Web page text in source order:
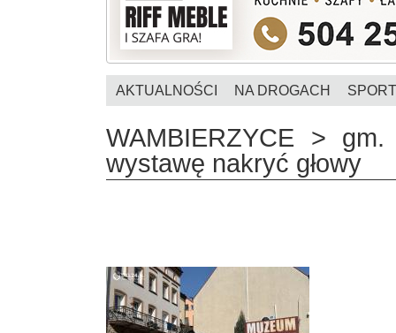
AKTUALNOŚCI NA DROGACH SPORT
WAMBIERZYCE >
wystawę nakryć głowy